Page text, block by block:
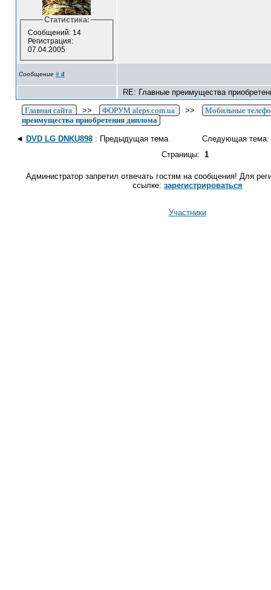
Статистика:
Сообщений: 14
Регистрация:
07.04.2005
Сообщение # 4
RE: Главные преимущества
Главная сайта
>> ФОРУМ aleps.com.ua >>
Мобильные
преимущества приобретения диплома
◄ DVD LG DNKU898: Предыдущая тема
Следующая тема:
Страницы: 1
Администратор запретил отвечать гостям на сообщения! Для
ссылке: зарегистрироваться
Участники